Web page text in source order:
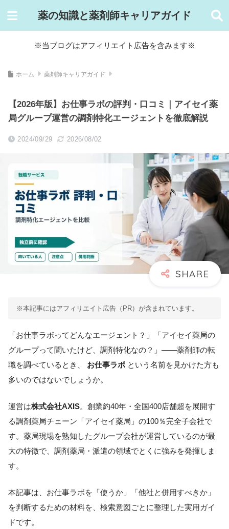
薬の知識と薬剤師キャリアガイド
※当ブログはアフィリエイト広告を含みます※
ホーム 薬剤師キャリアガイド
【2026年版】お仕事ラボの評判・口コミ｜アイセイ薬
局グループ運営の調剤特化エージェントを徹底解説
2024/09/29 2026/08/02
※本記事にはアフィリエイト広告（PR）が含まれています。
「お仕事ラボってどんなエージェント？」「アイセイ薬局の
グループって聞いたけど、調剤特化なの？」――薬剤師の転
職を調べているとき、 お仕事ラボ という名前を見かけた方も
多いのではないでしょうか。
運営は株式会社AXIS。創業約40年・全国400店舗超を展開す
る調剤薬局チェーン「アイセイ薬局」の100％完全子会社で
す。薬局現場を熟知したグループ会社が運営しているのが最
大の特徴で、調剤薬局・派遣の領域でとくに強みを発揮しま
す。
本記事は、お仕事ラボを「使うか」「他社と併用すべきか」
を判断するための材料を、検索意図ごとに整理した実用ガイ
ドです。